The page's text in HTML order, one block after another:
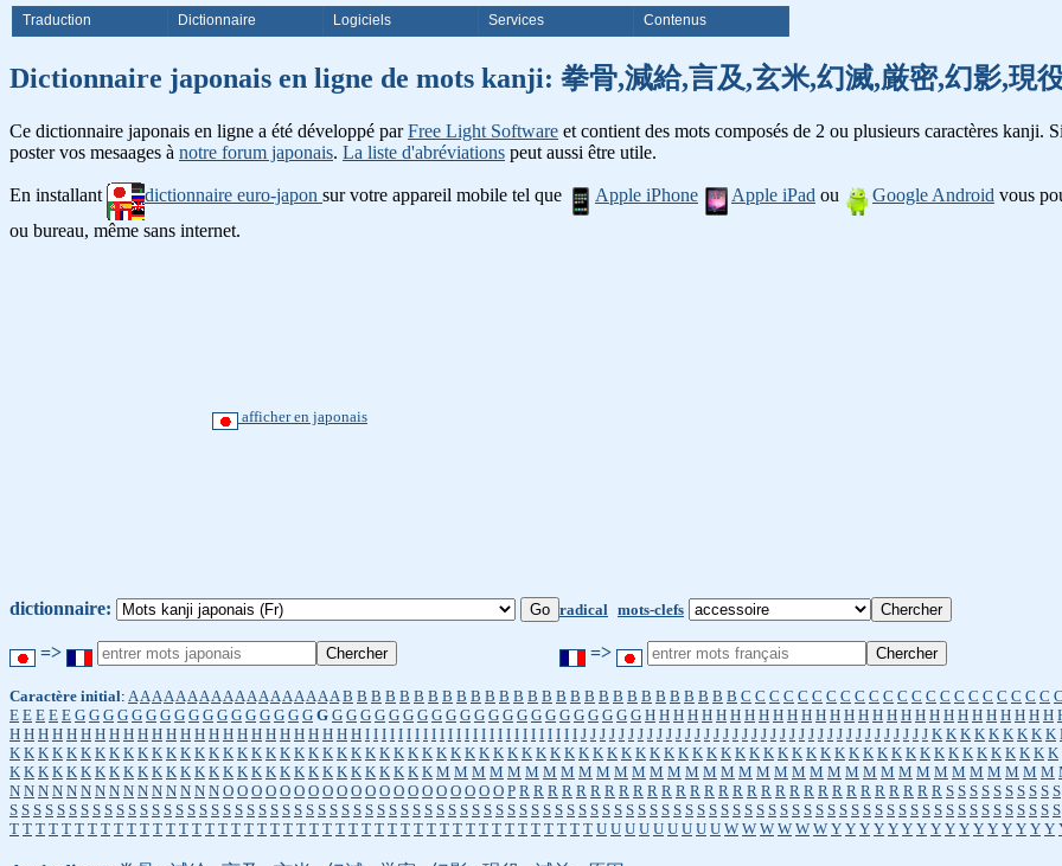
Traduction Dictionnaire Logiciels Services Contenus
Dictionnaire japonais en ligne de mots kanji: 拳骨,減給,言及,玄米,幻滅,厳密,幻影,現
Ce dictionnaire japonais en ligne a été développé parFree Light Software et contient des mots composés de 2 ou plusieurs caractères kanji.
poster vos mesaages à notre forum japonais. La liste d'abréviations peut aussi être utile.
En installant dictionnaire euro-japon sur votre appareil mobile tel que Apple iPhone Apple iPad ou Google Android vous
ou bureau, même sans internet.
afficher en japonais
dictionnaire: radical mots-clefs
=> =>
Caractère initial: A A A A A A A A A A A A A A A A A A B B B B B B B B B B B B B B B B B B B B B B B B B B B B C C C C C C C C C C C C C C C C C C C C C C
E E E E E G G G G G G G G G G G G G G G G G G G G G G G G G G G G G G G G G G G G G G G G H H H H H H H H H H H H H H H H H H H H H H H H H H H H H
H H H H H H H H H H H H H H H H H H H H H H H H H I I I I I I I I I I I I I I I I I I I I I I I I I I J J J J J J J J J J J J J J J J J J J J J J J J J J J J J J J J J J J J J K K K K K K K K K
K K K K K K K K K K K K K K K K K K K K K K K K K K K K K K K K K K K K K K K K K K K K K K K K K K K K K K K K K K K K K K K K K K K K K K K K K K
K K K K K K K K K K K K K K K K K K K K K K K K K K K K K K M M M M M M M M M M M M M M M M M M M M M M M M M M M M M M M M M M M
N N N N N N N N N N N N N N N O O O O O O O O O O O O O O O O O O O O P R R R R R R R R R R R R R R R R R R R R R R R R R R R R R R S S S S S S S S S S
S S S S S S S S S S S S S S S S S S S S S S S S S S S S S S S S S S S S S S S S S S S S S S S S S S S S S S S S S S S S S S S S S S S S S S S S S S S S S S S S S S S S S S S S S
T T T T T T T T T T T T T T T T T T T T T T T T T T T T T T T T T T T T T T T T T T T T T U U U U U U U U U W W W W W W Y Y Y Y Y Y Y Y Y Y Y Y Y Y Y Y